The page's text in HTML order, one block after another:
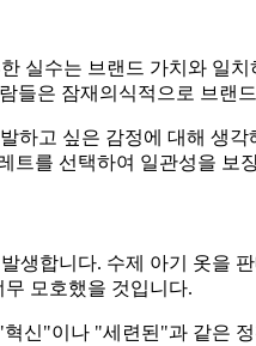
실수는 브랜드 가치와 일
들은 잠재의식적으로 브랜
하고 싶은 감정에 대해 생
트를 선택하여 일관성을 보
생합니다. 수제 아기 옷
모호했을 것입니다.
신"이나 "세련된"과 같은